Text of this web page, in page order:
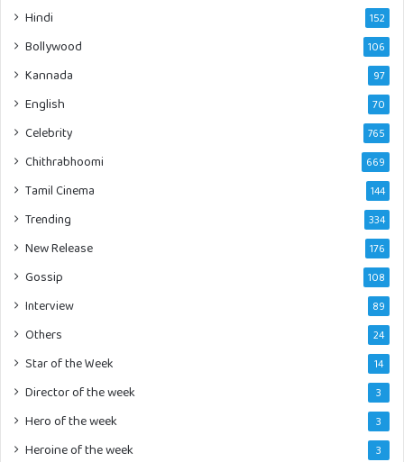
Hindi 152
Bollywood 106
Kannada 97
English 70
Celebrity 765
Chithrabhoomi 669
Tamil Cinema 144
Trending 334
New Release 176
Gossip 108
Interview 89
Others 24
Star of the Week 14
Director of the week 3
Hero of the week 3
Heroine of the week 3